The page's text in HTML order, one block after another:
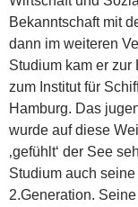
Bekanntschaft mit
dann im weiteren
Studium kam er
zum Institut für
Hamburg. Das
wurde auf diese
‚gefühlt‘ der See
Studium auch
2.Generation.